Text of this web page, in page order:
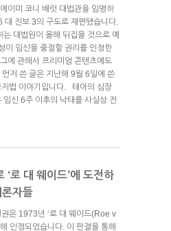
이미 코니 배럿 대법관을 임명하
대 진보 3의 구도로 재편됐습니다.
대법원이 올해 뒤집을 것으로 예
이 임신을 중절할 권리를 인정한
에 관해서 프리미엄 콘텐츠에도
저 쓴 글은 지난해 9월 6일에 쓴
지법 이야기입니다. 태아의 심장
임신 6주 이후의 낙태를 사실상 전
‘로 대 웨이드’에 도전하
자들
은 1973년 ‘로 대 웨이드(Roe v
인정되었습니다. 이 판결을 통해